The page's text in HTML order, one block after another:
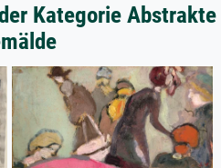
Kategorie Abstrakte